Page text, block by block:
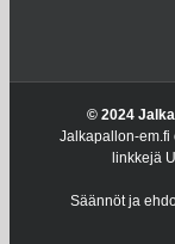
© 2024
Jalkapallon-em.fi
linkkejä
Säännöt ja